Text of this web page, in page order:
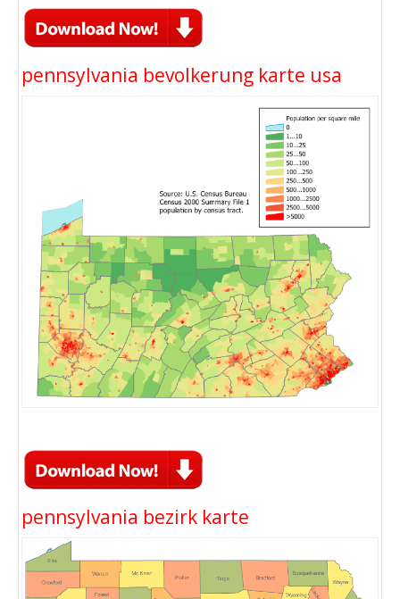
pennsylvania bevolkerung karte usa
pennsylvania bezirk karte